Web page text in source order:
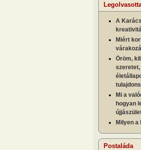
A
Miért
Öröm,
szeretet,
Mi a
hogyan
Milyen a
Postaláda